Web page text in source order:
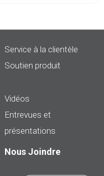
Service à la clientèle
Soutien produit
Vidéos
Entrevues et
présentations
Nous Joindre